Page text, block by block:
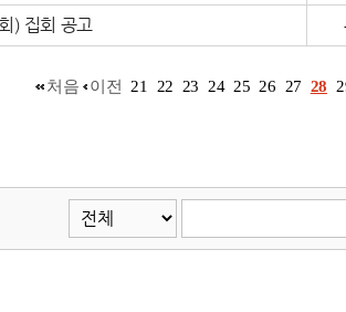
) 집회 공고
처음 이전 21 22 23 24 25 26 27 28